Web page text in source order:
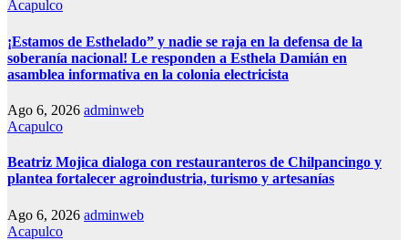
Acapulco
¡Estamos de Esthelado” y nadie se raja en la defensa de la
soberanía nacional! Le responden a Esthela Damián en
asamblea informativa en la colonia electricista
Ago 6, 2026 adminweb
Acapulco
Beatriz Mojica dialoga con restauranteros de Chilpancingo y
plantea fortalecer agroindustria, turismo y artesanías
Ago 6, 2026 adminweb
Acapulco